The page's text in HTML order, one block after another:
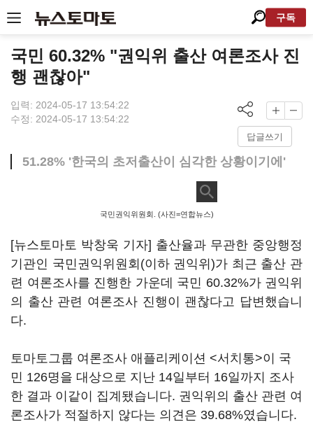
구독
국민 60.32% "권익위 출산 여론조사 진
행 괜찮아"
입력: 2024-05-17 13:54:22
수정: 2024-05-17 13:54:22
답글쓰기
51.28% '한국의 초저출산이 심각한 상황이기에'
국민권익위원회. (사진=연합뉴스)
[뉴스토마토 박창욱 기자] 출산율과 무관한 중앙행정
기관인 국민권익위원회(이하 권익위)가 최근 출산 관
련 여론조사를 진행한 가운데 국민 60.32%가 권익위
의 출산 관련 여론조사 진행이 괜찮다고 답변했습니
다.
토마토그룹 여론조사 애플리케이션 <서치통>이 국
민 126명을 대상으로 지난 14일부터 16일까지 조사
한 결과 이같이 집계됐습니다. 권익위의 출산 관련 여
론조사가 적절하지 않다는 의견은 39.68%였습니다.